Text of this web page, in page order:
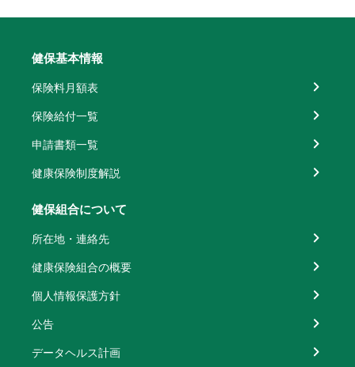
健保基本情報
保険料月額表
保険給付一覧
申請書類一覧
健康保険制度解説
健保組合について
所在地・連絡先
健康保険組合の概要
個人情報保護方針
公告
データヘルス計画